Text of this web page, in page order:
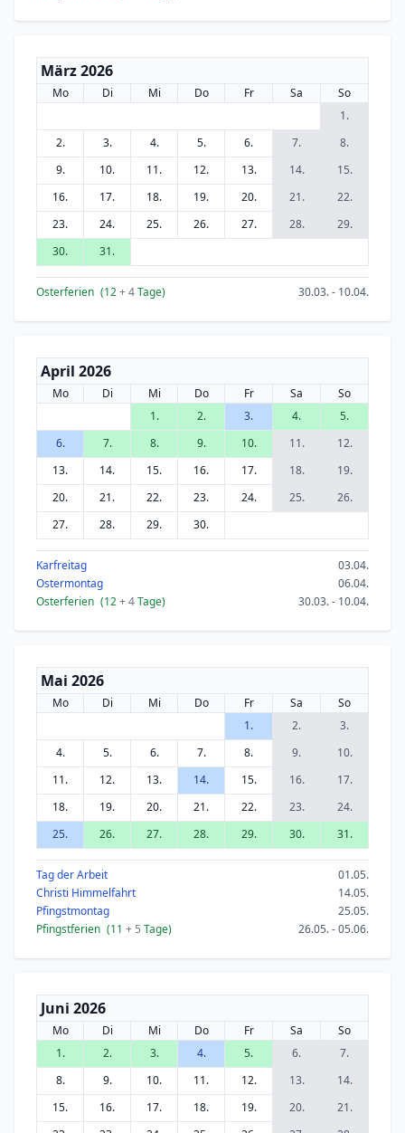
März 2026
Mo Di Mi Do Fr Sa
So
1.
2.
3. 4. 5. 6. 7.
8.
9.
10. 11. 12. 13. 14.
15.
16.
17. 18. 19. 20. 21.
22.
23.
24. 25. 26. 27. 28.
29.
30.
31.
Osterferien (12+ 4Tage) 30.03. - 10.04.
April 2026
Mo Di Mi Do Fr Sa
So
1.
2. 3. 4.
5.
6.
7. 8. 9. 10. 11.
12.
13.
14. 15. 16. 17. 18.
19.
20.
21. 22. 23. 24. 25.
26.
27.
28. 29. 30.
Karfreitag
03.04.
Ostermontag
06.04.
Osterferien (12+ 4Tage) 30.03. - 10.04.
Mai 2026
Mo Di Mi Do Fr Sa
So
1.
2.
3.
4.
5. 6. 7. 8. 9.
10.
11.
12. 13. 14. 15. 16.
17.
18.
19. 20. 21. 22. 23.
24.
25.
26. 27. 28. 29. 30. 31.
Tag der Arbeit
01.05.
Christi Himmelfahrt
14.05.
Pfingstmontag
25.05.
Pfingstferien (11 + 5 Tage) 26.05. - 05.06.
Juni 2026
Mo Di Mi Do Fr Sa
So
1.
2. 3. 4. 5. 6.
7.
8.
9. 10. 11. 12. 13.
14.
15.
16. 17. 18. 19. 20.
21.